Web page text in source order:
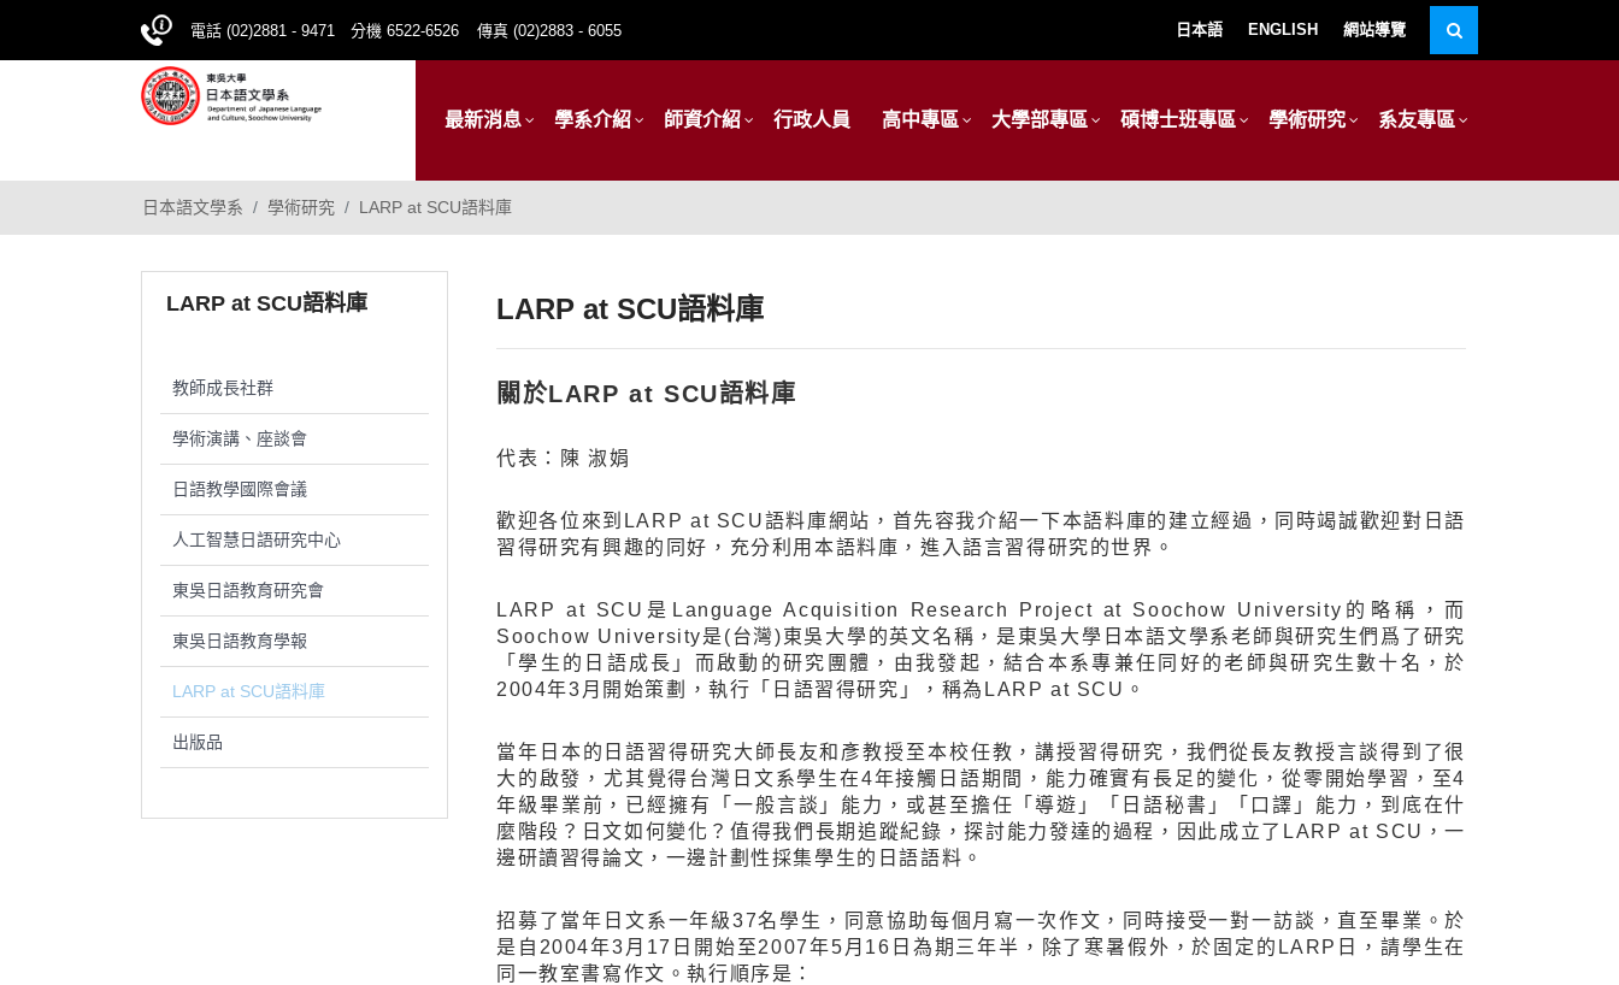
電話 (02)2881 - 9471 分機 6522-6526 傳真 (02)2883 - 6055 日本語 ENGLISH 網站導覽
最新消息 學系介紹 師資介紹 行政人員 高中專區 大學部專區 碩博士班專區 學術研究 系友專區
日本語文學系 學術研究 LARP at SCU語料庫
LARP at SCU語料庫
教師成長社群
學術演講、座談會
日語教學國際會議
人工智慧日語研究中心
東吳日語教育研究會
東吳日語教育學報
LARP at SCU語料庫
出版品
LARP at SCU語料庫
關於LARP at SCU語料庫
代表：陳 淑娟
歡迎各位來到LARP at SCU語料庫網站，首先容我介紹一下本語料庫的建立經過，同時竭誠歡迎對日語
習得研究有興趣的同好，充分利用本語料庫，進入語言習得研究的世界。
LARP at SCU是Language Acquisition Research Project at Soochow University的略稱，而
Soochow University是(台灣)東吳大學的英文名稱，是東吳大學日本語文學系老師與研究生們爲了研究
「學生的日語成長」而啟動的研究團體，由我發起，結合本系專兼任同好的老師與研究生數十名，於
2004年3月開始策劃，執行「日語習得研究」，稱為LARP at SCU。
當年日本的日語習得研究大師長友和彥教授至本校任教，講授習得研究，我們從長友教授言談得到了很
大的啟發，尤其覺得台灣日文系學生在4年接觸日語期間，能力確實有長足的變化，從零開始學習，至4
年級畢業前，已經擁有「一般言談」能力，或甚至擔任「導遊」「日語秘書」「口譯」能力，到底在什
麼階段？日文如何變化？值得我們長期追蹤紀錄，探討能力發達的過程，因此成立了LARP at SCU，一
邊研讀習得論文，一邊計劃性採集學生的日語語料。
招募了當年日文系一年級37名學生，同意協助每個月寫一次作文，同時接受一對一訪談，直至畢業。於
是自2004年3月17日開始至2007年5月16日為期三年半，除了寒暑假外，於固定的LARP日，請學生在
同一教室書寫作文。執行順序是：